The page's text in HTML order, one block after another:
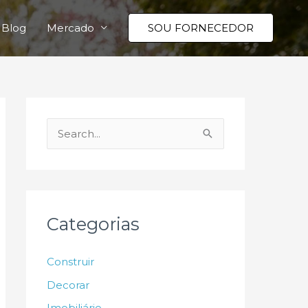
Blog Mercado SOU FORNECEDOR
e
i
r
Categorias
Construir
Decorar